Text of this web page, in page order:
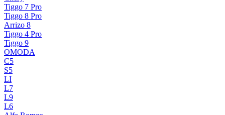
Tiggo 7 Pro
Tiggo 8 Pro
Arrizo 8
Tiggo 4 Pro
Tiggo 9
OMODA
C5
S5
LI
L7
L9
L6